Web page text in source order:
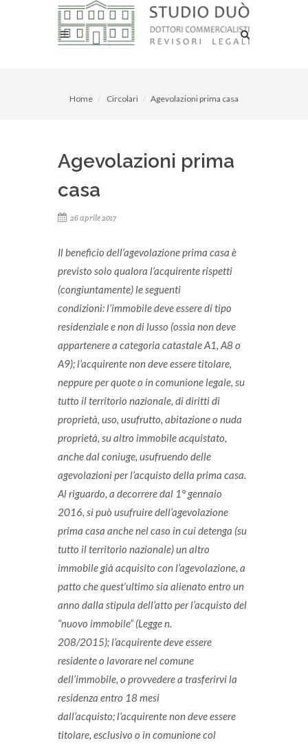
Home Circolari Agevolazioni prima casa
Agevolazioni prima
casa
26 aprile 2017
Il beneficio dell’agevolazione prima casa è
previsto solo qualora l’acquirente rispetti
(congiuntamente) le seguenti
condizioni:l’immobile deve essere di tipo
residenziale e non di lusso (ossia non deve
appartenere a categoria catastale A1, A8 o
A9);l’acquirente non deve essere titolare,
neppure per quote o in comunione legale, su
tutto il territorio nazionale, di diritti di
proprietà, uso, usufrutto, abitazione o nuda
proprietà, su altro immobile acquistato,
anche dal coniuge, usufruendo delle
agevolazioni per l’acquisto della prima casa.
Al riguardo, a decorrere dal 1° gennaio
2016, si può usufruire dell’agevolazione
prima casa anche nel caso in cui detenga (su
tutto il territorio nazionale) un altro
immobile già acquisito con l’agevolazione, a
patto che quest’ultimo sia alienato entro un
anno dalla stipula dell’atto per l’acquisto del
“nuovo immobile” (Legge n.
208/2015);l’acquirente deve essere
residente o lavorare nel comune
dell’immobile, o provvedere a trasferirvi la
residenza entro 18 mesi
dall’acquisto;l’acquirente non deve essere
titolare, esclusivo o in comunione col